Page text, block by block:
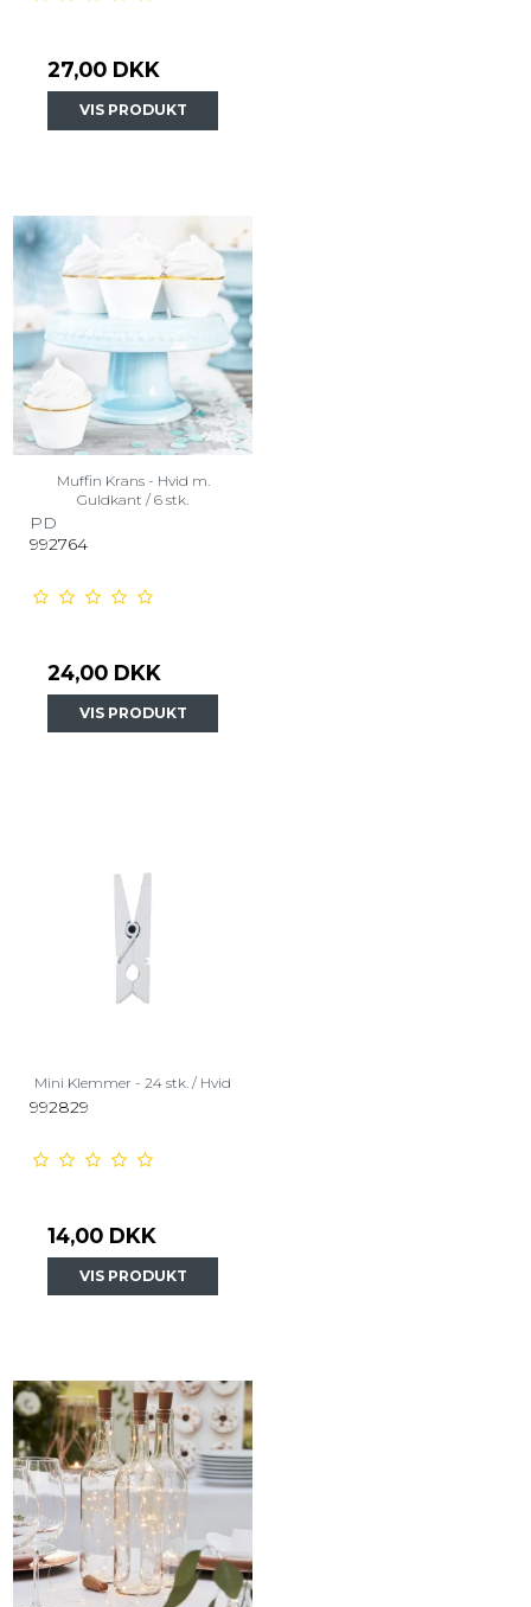
27,00 DKK
VIS PRODUKT
Muffin Krans - Hvid m.
Guldkant / 6 stk.
PD
992764
24,00 DKK
VIS PRODUKT
Mini Klemmer - 24 stk. / Hvid
992829
14,00 DKK
VIS PRODUKT